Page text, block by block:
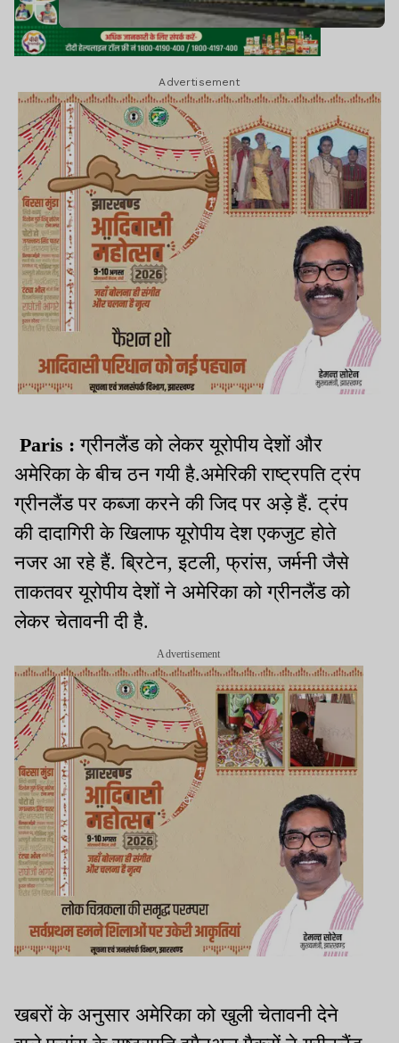
Advertisement
Paris :ग्रीनलैंड को लेकर यूरोपीय देशों और
अमेरिका के बीच ठन गयी है.अमेरिकी राष्ट्रपति ट्रंप
ग्रीनलैंड पर कब्जा करने की जिद पर अड़े हैं. ट्रंप
की दादागिरी के खिलाफ यूरोपीय देश एकजुट होते
नजर आ रहे हैं. ब्रिटेन, इटली, फ्रांस, जर्मनी जैसे
ताकतवर यूरोपीय देशों ने अमेरिका को ग्रीनलैंड को
लेकर चेतावनी दी है.
Advertisement
खबरों के अनुसार अमेरिका को खुली चेतावनी देने